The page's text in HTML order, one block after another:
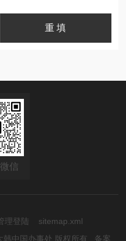
信
理登陆
sitemap.xml
韩中国办事处 版权所有 备案